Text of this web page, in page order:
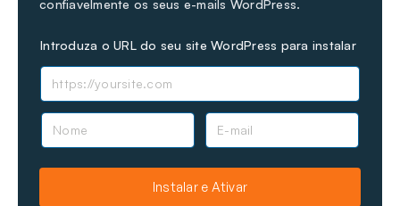
confiavelmente os seus e-mails WordPress.
Introduza o URL do seu site WordPress para instalar
N
E
Instalar e Ativar